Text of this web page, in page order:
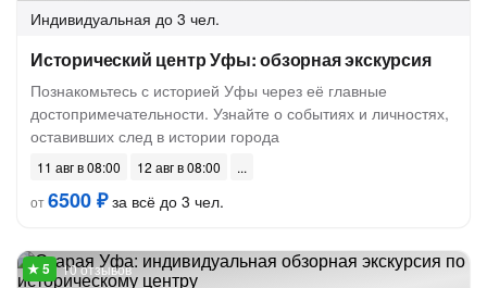
Индивидуальная до 3 чел.
Исторический центр Уфы: обзорная экскурсия
Познакомьтесь с историей Уфы через её главные
достопримечательности. Узнайте о событиях и личностях,
оставивших след в истории города
11 авг в 08:00
12 авг в 08:00
от6500 ₽за всё до 3 чел.
10 отзывов